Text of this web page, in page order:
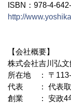
ISBN：978-4-
http://
【会社概要】
株式会社吉川弘文
所在地 ： 〒
代表 ： 代表取
創業 ： 安政4